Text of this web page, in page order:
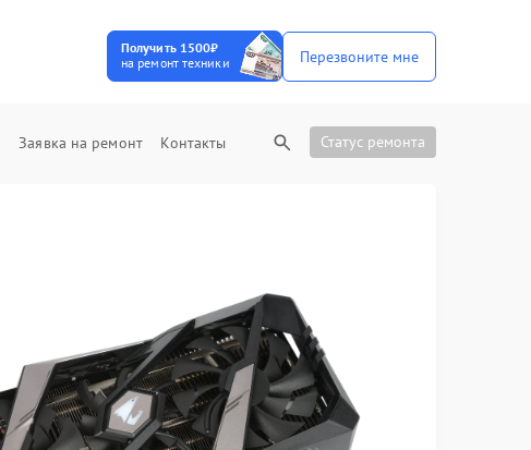
Получить 1500₽
на ремонт техники
Перезвоните мне
Заявка на ремонт Контакты Статус ремонта